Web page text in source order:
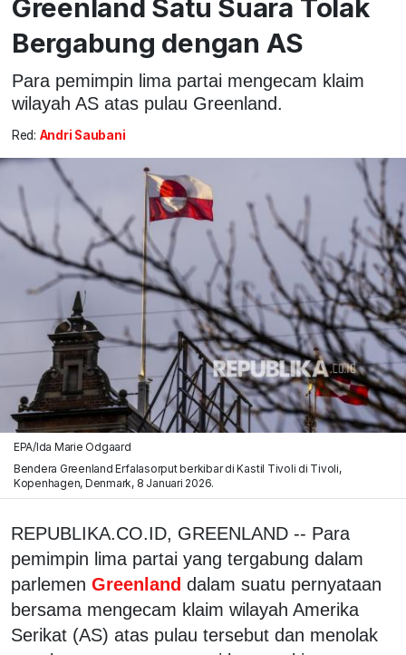
Greenland Satu Suara Tolak
Bergabung dengan AS
Para pemimpin lima partai mengecam klaim
wilayah AS atas pulau Greenland.
Red: Andri Saubani
EPA/Ida Marie Odgaard
Bendera Greenland Erfalasorput berkibar di Kastil Tivoli di Tivoli,
Kopenhagen, Denmark, 8 Januari 2026.
REPUBLIKA.CO.ID, GREENLAND -- Para
pemimpin lima partai yang tergabung dalam
parlemen Greenland dalam suatu pernyataan
bersama mengecam klaim wilayah Amerika
Serikat (AS) atas pulau tersebut dan menolak